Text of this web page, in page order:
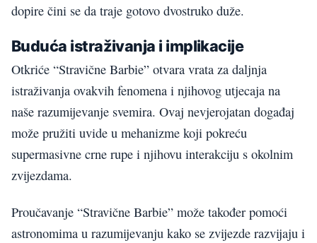
dopire čini se da traje gotovo dvostruko duže.
Buduća istraživanja i implikacije
Otkriće “Stravične Barbie” otvara vrata za daljnja
istraživanja ovakvih fenomena i njihovog utjecaja na
naše razumijevanje svemira. Ovaj nevjerojatan događaj
može pružiti uvide u mehanizme koji pokreću
supermasivne crne rupe i njihovu interakciju s okolnim
zvijezdama.
Proučavanje “Stravične Barbie” može također pomoći
astronomima u razumijevanju kako se zvijezde razvijaju i